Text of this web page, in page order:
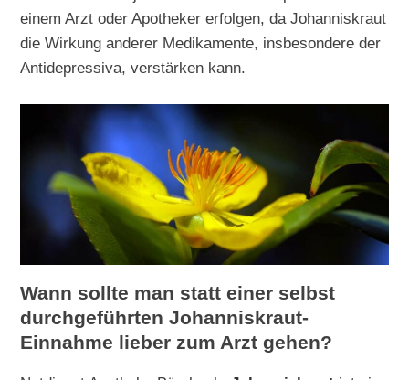
einem Arzt oder Apotheker erfolgen, da Johanniskraut
die Wirkung anderer Medikamente, insbesondere der
Antidepressiva, verstärken kann.
Wann sollte man statt einer selbst
durchgeführten Johanniskraut-
Einnahme lieber zum Arzt gehen?